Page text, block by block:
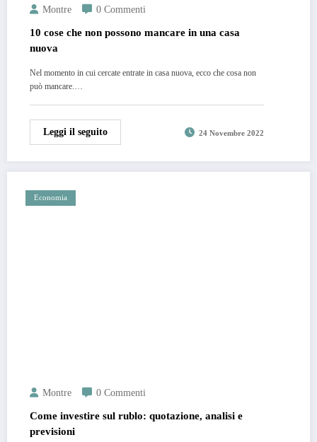
Montre 0 Commenti
10 cose che non possono mancare in una casa
nuova
Nel momento in cui cercate entrate in casa nuova, ecco che cosa non
può mancare.…
Leggi il seguito 24 Novembre 2022
Economia
Montre 0 Commenti
Come investire sul rublo: quotazione, analisi e
previsioni